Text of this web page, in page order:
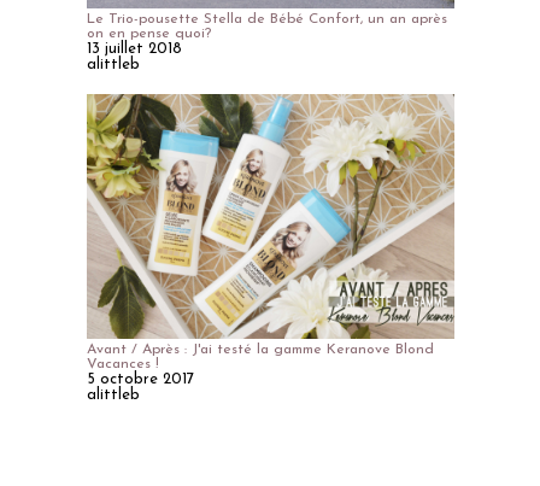
Le Trio-pousette Stella de Bébé Confort, un an après
on en pense quoi?
13 juillet 2018
alittleb
Avant / Après : J'ai testé la gamme Keranove Blond
Vacances !
5 octobre 2017
alittleb